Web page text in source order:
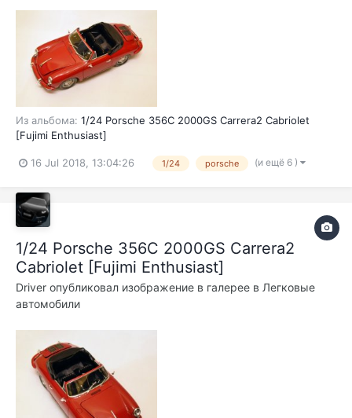
Из альбома: 1/24 Porsche 356C 2000GS Carrera2 Cabriolet
[Fujimi Enthusiast]
16 Jul 2018, 13:04:26 1/24 porsche (и ещё 6 )
1/24 Porsche 356C 2000GS Carrera2
Cabriolet [Fujimi Enthusiast]
Driver опубликовал изображение в галерее в Легковые
автомобили